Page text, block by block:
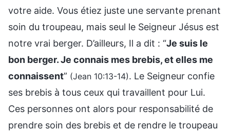
votre aide. Vous étiez juste une servante prenant
soin du troupeau, mais seul le Seigneur Jésus est
notre vrai berger. D’ailleurs, Il a dit : “Je suis le
bon berger. Je connais mes brebis, et elles me
connaissent” (Jean 10:13-14). Le Seigneur confie
ses brebis à tous ceux qui travaillent pour Lui.
Ces personnes ont alors pour responsabilité de
prendre soin des brebis et de rendre le troupeau